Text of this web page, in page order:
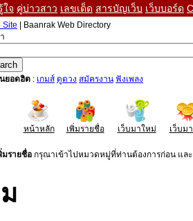
ใจ คู่บ่าวสาว เลขเด็ด สารบัญเว็บ เว็บบอร์ด
Site | Baanrak Web Directory
ยอดฮิต : เกมส์ ดูดวง สมัครงาน ฟังเพลง
หน้าหลัก เพิ่มรายชื่อ เว็บมาใหม่ เว็บม
มรายชื่อ กรุณาเข้าไปหมวดหมู่ที่ท่านต้องการก่อน แล